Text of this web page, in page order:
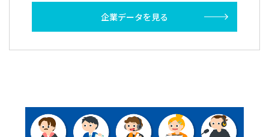
企業データを見る